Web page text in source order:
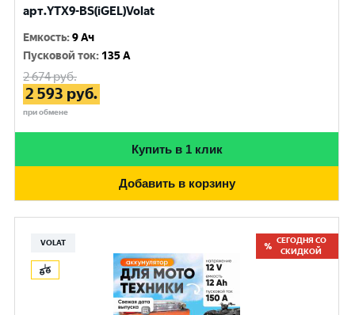
арт.YTX9-BS(iGEL)Volat
Емкость:9 Ач
Пусковой ток: 135 A
2 674руб.
2 593 руб.
при обмене
Купить в 1 клик
Добавить в корзину
VOLAT
СЕГОДНЯ СО
СКИДКОЙ